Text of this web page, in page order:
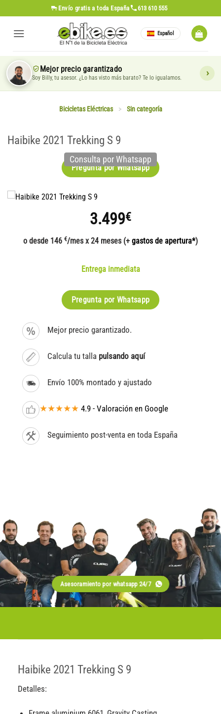
al
contenido
Envío gratis a toda España 613 610 555
Español
Mejor precio garantizado
Soy Billy, tu asesor. ¿Lo has visto más barato? Te lo igualamos.
Bicicletas Eléctricas > Sin categoría
Haibike 2021 Trekking S 9
Pregunta por Whatsapp
Consulta por Whatsapp
3.499€
o desde 146 €/mes x 24 meses (+ gastos de apertura*)
Entrega inmediata
Pregunta por Whatsapp
Mejor precio garantizado.
Calcula tu talla pulsando aquí
Envío 100% montado y ajustado
★★★★★ 4.9 - Valoración en Google
Seguimiento post-venta en toda España
Asesoramiento por whatsapp 24/7
Haibike 2021 Trekking S 9
Detalles: